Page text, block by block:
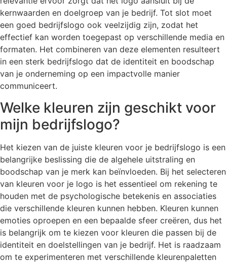
kernwaarden en doelgroep van je bedrijf. Tot slot moet
een goed bedrijfslogo ook veelzijdig zijn, zodat het
effectief kan worden toegepast op verschillende media en
formaten. Het combineren van deze elementen resulteert
in een sterk bedrijfslogo dat de identiteit en boodschap
van je onderneming op een impactvolle manier
communiceert.
Welke kleuren zijn geschikt voor
mijn bedrijfslogo?
Het kiezen van de juiste kleuren voor je bedrijfslogo is een
belangrijke beslissing die de algehele uitstraling en
boodschap van je merk kan beïnvloeden. Bij het selecteren
van kleuren voor je logo is het essentieel om rekening te
houden met de psychologische betekenis en associaties
die verschillende kleuren kunnen hebben. Kleuren kunnen
emoties oproepen en een bepaalde sfeer creëren, dus het
is belangrijk om te kiezen voor kleuren die passen bij de
identiteit en doelstellingen van je bedrijf. Het is raadzaam
om te experimenteren met verschillende kleurenpaletten